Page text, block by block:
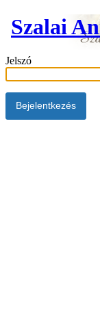
Szalai
Jelszó